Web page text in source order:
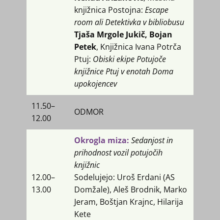
knjižnica Postojna: Escape
room ali Detektivka v bibliobusu
Tjaša Mrgole Jukič, Bojan
Petek, Knjižnica Ivana Potrča
Ptuj: Obiski ekipe Potujoče
knjižnice Ptuj v enotah Doma
upokojencev
11.50–
12.00
ODMOR
12.00​–
13.00
Okrogla miza: Sedanjost in
prihodnost vozil potujočih
knjižnic
Sodelujejo: Uroš Erdani (AS
Domžale), Aleš Brodnik, Marko
Jeram, Boštjan Krajnc, Hilarija
Kete